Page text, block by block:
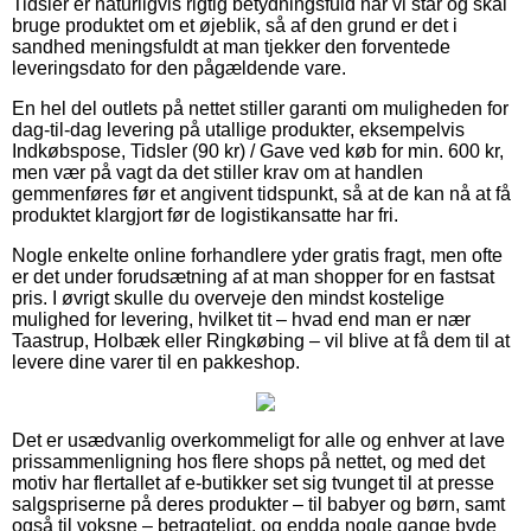
bruge produktet om et øjeblik, så af den grund er det i
sandhed meningsfuldt at man tjekker den forventede
leveringsdato for den pågældende vare.
En hel del outlets på nettet stiller garanti om muligheden for
dag-til-dag levering på utallige produkter, eksempelvis
Indkøbspose, Tidsler (90 kr) / Gave ved køb for min. 600 kr,
men vær på vagt da det stiller krav om at handlen
gemmenføres før et angivent tidspunkt, så at de kan nå at få
produktet klargjort før de logistikansatte har fri.
Nogle enkelte online forhandlere yder gratis fragt, men ofte
er det under forudsætning af at man shopper for en fastsat
pris. I øvrigt skulle du overveje den mindst kostelige
mulighed for levering, hvilket tit – hvad end man er nær
Taastrup, Holbæk eller Ringkøbing – vil blive at få dem til at
levere dine varer til en pakkeshop.
Det er usædvanlig overkommeligt for alle og enhver at lave
prissammenligning hos flere shops på nettet, og med det
motiv har flertallet af e-butikker set sig tvunget til at presse
salgspriserne på deres produkter – til babyer og børn, samt
også til voksne – betragteligt, og endda nogle gange byde